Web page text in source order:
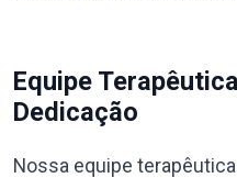
Equipe
Dedicação
Nossa equipe